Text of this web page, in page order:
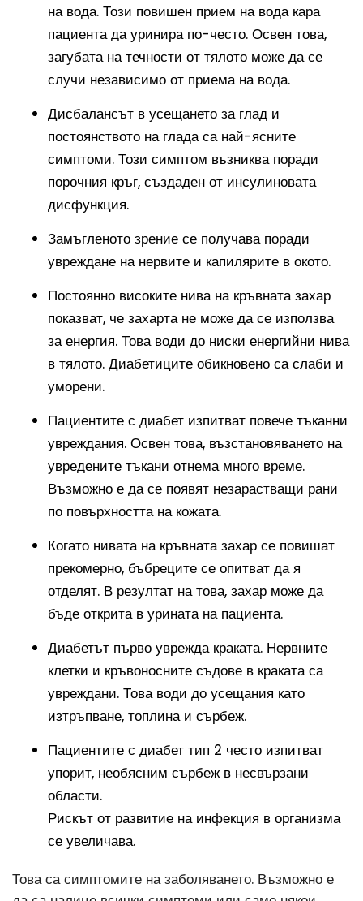
на вода. Този повишен прием на вода кара
пациента да уринира по-често. Освен това,
загубата на течности от тялото може да се
случи независимо от приема на вода.
Дисбалансът в усещането за глад и
постоянството на глада са най-ясните
симптоми. Този симптом възниква поради
порочния кръг, създаден от инсулиновата
дисфункция.
Замъгленото зрение се получава поради
увреждане на нервите и капилярите в окото.
Постоянно високите нива на кръвната захар
показват, че захарта не може да се използва
за енергия. Това води до ниски енергийни нива
в тялото. Диабетиците обикновено са слаби и
уморени.
Пациентите с диабет изпитват повече тъканни
увреждания. Освен това, възстановяването на
увредените тъкани отнема много време.
Възможно е да се появят незарастващи рани
по повърхността на кожата.
Когато нивата на кръвната захар се повишат
прекомерно, бъбреците се опитват да я
отделят. В резултат на това, захар може да
бъде открита в урината на пациента.
Диабетът първо уврежда краката. Нервните
клетки и кръвоносните съдове в краката са
увреждани. Това води до усещания като
изтръпване, топлина и сърбеж.
Пациентите с диабет тип 2 често изпитват
упорит, необясним сърбеж в несвързани
области.
Рискът от развитие на инфекция в организма
се увеличава.
Това са симптомите на заболяването. Възможно е